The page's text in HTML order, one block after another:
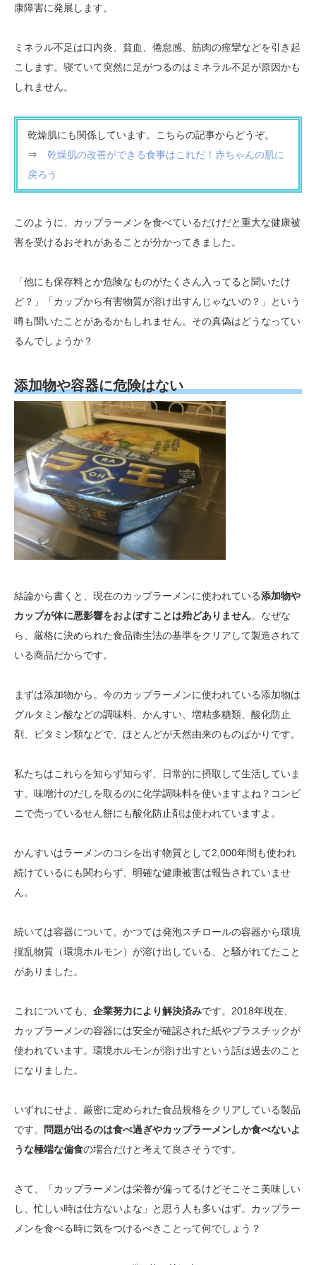
康障害に発展します。
ミネラル不足は口内炎、貧血、倦怠感、筋肉の痙攣などを引き起
こします。寝ていて突然に足がつるのはミネラル不足が原因かも
しれません。
乾燥肌にも関係しています。こちらの記事からどうぞ。
⇒ 乾燥肌の改善ができる食事はこれだ！赤ちゃんの肌に
戻ろう
このように、カップラーメンを食べているだけだと重大な健康被
害を受けるおそれがあることが分かってきました。
「他にも保存料とか危険なものがたくさん入ってると聞いたけ
ど？」「カップから有害物質が溶け出すんじゃないの？」という
噂も聞いたことがあるかもしれません。その真偽はどうなってい
るんでしょうか？
添加物や容器に危険はない
結論から書くと、現在のカップラーメンに使われている添加物や
カップが体に悪影響をおよぼすことは殆どありません。なぜな
ら、厳格に決められた食品衛生法の基準をクリアして製造されて
いる商品だからです。
まずは添加物から。今のカップラーメンに使われている添加物は
グルタミン酸などの調味料、かんすい、増粘多糖類、酸化防止
剤、ビタミン類などで、ほとんどが天然由来のものばかりです。
私たちはこれらを知らず知らず、日常的に摂取して生活していま
す。味噌汁のだしを取るのに化学調味料を使いますよね？コンビ
ニで売っているせん餅にも酸化防止剤は使われていますよ。
かんすいはラーメンのコシを出す物質として2,000年間も使われ
続けているにも関わらず、明確な健康被害は報告されていませ
ん。
続いては容器について。かつては発泡スチロールの容器から環境
撹乱物質（環境ホルモン）が溶け出している、と騒がれてたこと
がありました。
これについても、 企業努力により解決済みです。2018年現在、
カップラーメンの容器には安全が確認された紙やプラスチックが
使われています。環境ホルモンが溶け出すという話は過去のこと
になりました。
いずれにせよ、厳密に定められた食品規格をクリアしている製品
です。
問題が出るのは食べ過ぎやカップラーメンしか食べないよ
うな極端な偏食の場合だけと考えて良さそうです。
さて、「カップラーメンは栄養が偏ってるけどそこそこ美味しい
し、忙しい時は仕方ないよな」と思う人も多いはず。カップラー
メンを食べる時に気をつけるべきことって何でしょう？